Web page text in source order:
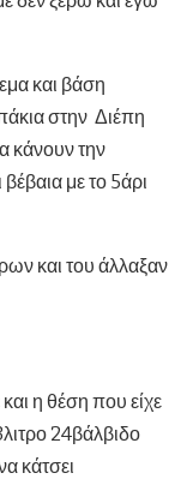
και βάση
στην Διέπη
κάνουν την
με το 5άρι
και του άλλαξαν
η θέση που είχε
24βάλβιδο
κάτσει